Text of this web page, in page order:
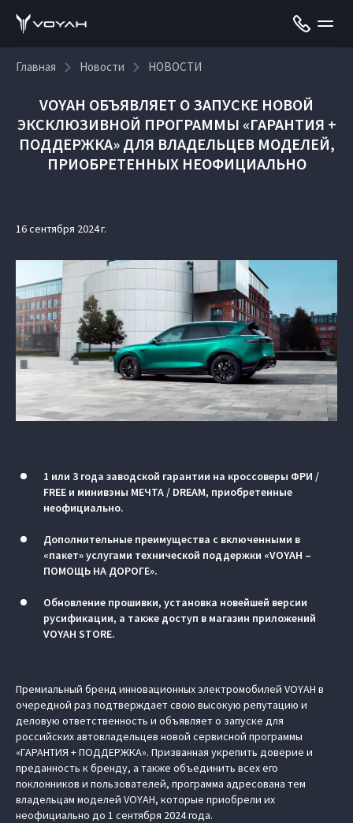
Главная Новости НОВОСТИ
VOYAH ОБЪЯВЛЯЕТ О ЗАПУСКЕ НОВОЙ
ЭКСКЛЮЗИВНОЙ ПРОГРАММЫ «ГАРАНТИЯ +
ПОДДЕРЖКА» ДЛЯ ВЛАДЕЛЬЦЕВ МОДЕЛЕЙ,
ПРИОБРЕТЕННЫХ НЕОФИЦИАЛЬНО
16 сентября 2024 г.
1 или 3 года заводской гарантии на кроссоверы ФРИ /
FREE и минивэны МЕЧТА / DREAM, приобретенные
неофициально.
Дополнительные преимущества с включенными в
«пакет» услугами технической поддержки «VOYAH –
ПОМОЩЬ НА ДОРОГЕ».
Обновление прошивки, установка новейшей версии
русификации, а также доступ в магазин приложений
VOYAH STORE.
Премиальный бренд инновационных электромобилей VOYAH в
очередной раз подтверждает свою высокую репутацию и
деловую ответственность и объявляет о запуске для
российских автовладельцев новой сервисной программы
«ГАРАНТИЯ + ПОДДЕРЖКА». Призванная укрепить доверие и
преданность к бренду, а также объединить всех его
поклонников и пользователей, программа адресована тем
владельцам моделей VOYAH, которые приобрели их
неофициально до 1 сентября 2024 года.